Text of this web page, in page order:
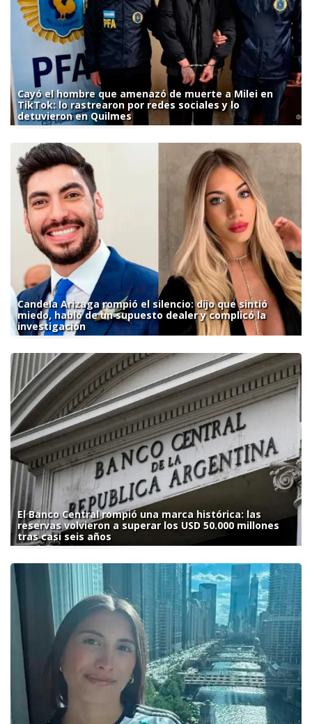
Cayó el hombre que amenazó de muerte a Milei en
TikTok: lo rastrearon por redes sociales y lo
detuvieron en Quilmes
Candela Arizaga rompió el silencio: dijo que sintió
miedo, habló de un supuesto dealer y complicó la
investigación
El Banco Central rompió una marca histórica: las
reservas volvieron a superar los USD 50.000 millones
tras casi seis años